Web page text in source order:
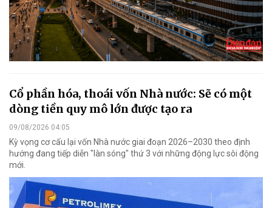
Cổ phần hóa, thoái vốn Nhà nước: Sẽ có một
dòng tiền quy mô lớn được tạo ra
09/08/2026 04:05
Kỳ vọng cơ cấu lại vốn Nhà nước giai đoạn 2026–2030 theo định
hướng đang tiếp diễn "làn sóng" thứ 3 với những động lực sôi động
mới.